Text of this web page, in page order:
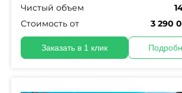
Чистый объем
Стоимость от
3 290
Заказать в 1 клик